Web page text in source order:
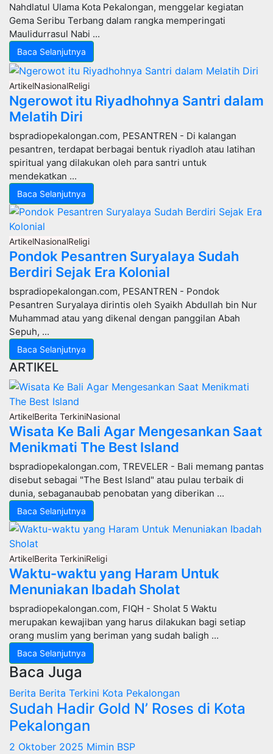
Nahdlatul Ulama Kota Pekalongan, menggelar kegiatan
Gema Seribu Terbang dalam rangka memperingati
Maulidurrasul Nabi ...
Baca Selanjutnya
ArtikelNasionalReligi
Ngerowot itu Riyadhohnya Santri dalam
Melatih Diri
bspradiopekalongan.com, PESANTREN - Di kalangan
pesantren, terdapat berbagai bentuk riyadloh atau latihan
spiritual yang dilakukan oleh para santri untuk
mendekatkan ...
Baca Selanjutnya
ArtikelNasionalReligi
Pondok Pesantren Suryalaya Sudah
Berdiri Sejak Era Kolonial
bspradiopekalongan.com, PESANTREN - Pondok
Pesantren Suryalaya dirintis oleh Syaikh Abdullah bin Nur
Muhammad atau yang dikenal dengan panggilan Abah
Sepuh, ...
Baca Selanjutnya
ARTIKEL
ArtikelBerita TerkiniNasional
Wisata Ke Bali Agar Mengesankan Saat
Menikmati The Best Island
bspradiopekalongan.com, TREVELER - Bali memang pantas
disebut sebagai "The Best Island" atau pulau terbaik di
dunia, sebaganaubab penobatan yang diberikan ...
Baca Selanjutnya
ArtikelBerita TerkiniReligi
Waktu-waktu yang Haram Untuk
Menuniakan Ibadah Sholat
bspradiopekalongan.com, FIQH - Sholat 5 Waktu
merupakan kewajiban yang harus dilakukan bagi setiap
orang muslim yang beriman yang sudah baligh ...
Baca Selanjutnya
Baca Juga
Berita Berita Terkini Kota Pekalongan
Sudah Hadir Gold N’ Roses di Kota
Pekalongan
2 Oktober 2025 Mimin BSP